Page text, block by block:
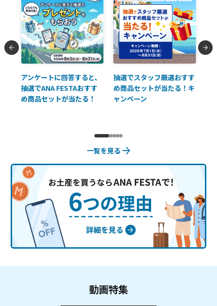
アンケートに回答すると、
抽選でANA FESTAおすす
め商品セットが当たる！
抽選でスタッフ厳選おすす
め商品セットが当たる！キ
ャンペーン
一覧を見る
動画特集